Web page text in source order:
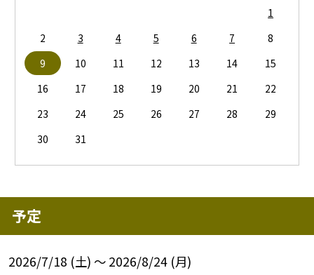
1
2
3 4 5 6 7
8
9
10 11 12 13 14
15
16
17 18 19 20 21
22
23
24 25 26 27 28
29
30
31
予定
2026/7/18 (土) ～ 2026/8/24 (月)